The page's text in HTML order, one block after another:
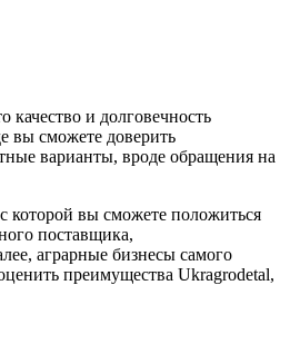
качество и долговечность
вы сможете доверить
варианты, вроде обращения на
которой вы сможете положиться
поставщика,
аграрные бизнесы самого
преимущества Ukragrodetal,